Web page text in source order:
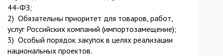
44-ФЗ;
2) Обязательны приоритет для товаров, работ,
услуг Российских компаний (импортозамещение);
3) Особый порядок закупок в целях реализации
национальных проектов.